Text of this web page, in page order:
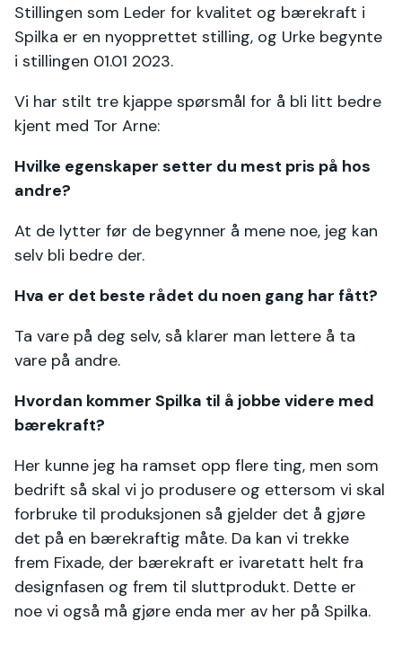
Stillingen som Leder for kvalitet og bærekraft i
Spilka er en nyopprettet stilling, og Urke begynte
i stillingen 01.01 2023.
Vi har stilt tre kjappe spørsmål for å bli litt bedre
kjent med Tor Arne:
Hvilke egenskaper setter du mest pris på hos
andre?
At de lytter før de begynner å mene noe, jeg kan
selv bli bedre der.
Hva er det beste rådet du noen gang har fått?
Ta vare på deg selv, så klarer man lettere å ta
vare på andre.
Hvordan kommer Spilka til å jobbe videre med
bærekraft?
Her kunne jeg ha ramset opp flere ting, men som
bedrift så skal vi jo produsere og ettersom vi skal
forbruke til produksjonen så gjelder det å gjøre
det på en bærekraftig måte. Da kan vi trekke
frem Fixade, der bærekraft er ivaretatt helt fra
designfasen og frem til sluttprodukt. Dette er
noe vi også må gjøre enda mer av her på Spilka.